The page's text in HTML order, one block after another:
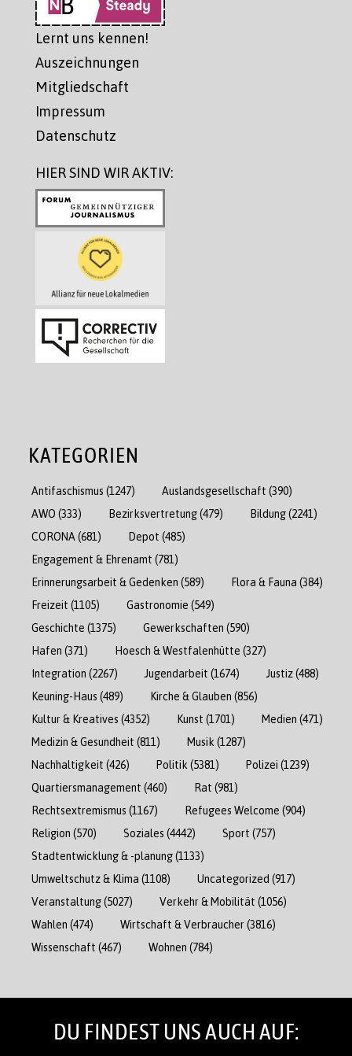
Lernt uns kennen!
Auszeichnungen
Mitgliedschaft
Impressum
Datenschutz
HIER SIND WIR AKTIV:
KATEGORIEN
Antifaschismus (1247) Auslandsgesellschaft (390)
AWO (333) Bezirksvertretung(479) Bildung(2241)
CORONA (681) Depot (485)
Engagement & Ehrenamt (781)
Erinnerungsarbeit & Gedenken (589) Flora & Fauna (384)
Freizeit (1105) Gastronomie (549)
Geschichte (1375) Gewerkschaften (590)
Hafen (371) Hoesch & Westfalenhütte (327)
Integration (2267) Jugendarbeit (1674) Justiz(488)
Keuning-Haus (489) Kirche & Glauben (856)
Kultur & Kreatives (4352) Kunst (1701) Medien (471)
Medizin & Gesundheit (811) Musik (1287)
Nachhaltigkeit (426) Politik (5381) Polizei (1239)
Quartiersmanagement (460) Rat (981)
Rechtsextremismus (1167) Refugees Welcome (904)
Religion (570) Soziales (4442) Sport (757)
Stadtentwicklung & -planung(1133)
Umweltschutz & Klima (1108) Uncategorized (917)
Veranstaltung(5027) Verkehr & Mobilität (1056)
Wahlen (474) Wirtschaft & Verbraucher(3816)
Wissenschaft (467) Wohnen (784)
DU FINDEST UNS AUCH AUF: